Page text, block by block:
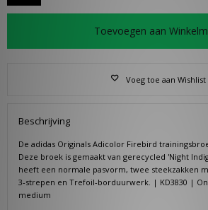
Toevoegen aan
Voeg toe aan Wishlist
Beschrijving
De adidas Originals Adicolor Firebird
Deze broek is gemaakt van gerecycled 'Night
heeft een normale pasvorm, twee steekzakken
3-strepen en Trefoil-borduurwerk. | KD3830 |
medium